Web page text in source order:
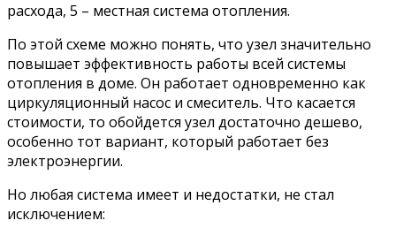
расхода, 5 – местная система отопления.
По этой схеме можно понять, что узел значительно
повышает эффективность работы всей системы
отопления в доме. Он работает одновременно как
циркуляционный насос и смеситель. Что касается
стоимости, то обойдется узел достаточно дешево,
особенно тот вариант, который работает без
электроэнергии.
Но любая система имеет и недостатки, не стал
исключением: